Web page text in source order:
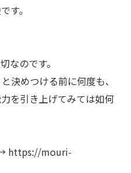
す。
なのです。
決めつける前に何度も、
を引き上げてみては如何
→ https://mouri-